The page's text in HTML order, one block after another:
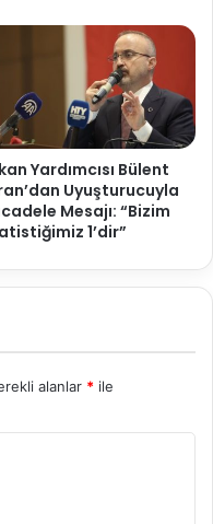
Yardımcısı Bülent
Uyuşturucuyla
Mesajı: “Bizim
1’dir”
alanlar * ile